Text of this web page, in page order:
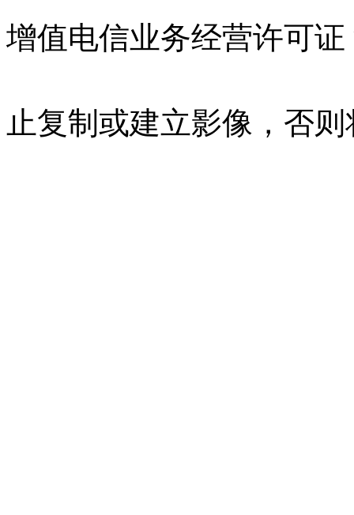
增值电信业务经营许可证
止复制或建立影像，否